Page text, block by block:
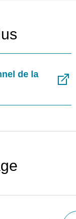
de la